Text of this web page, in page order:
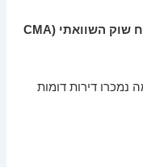
ניתוח שוק השוואתי (CMA
נמכרו דירות דומות